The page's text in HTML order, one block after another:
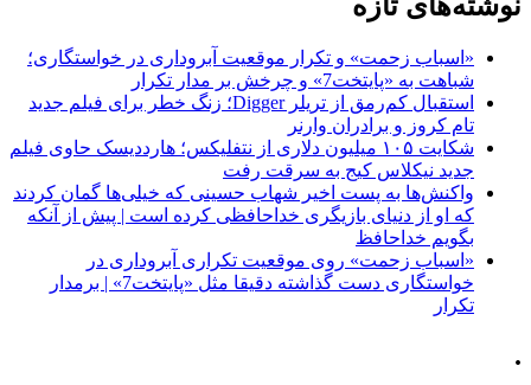
«اسباب زحمت» و تکرار موقعیت آبروداری در خواستگاری؛
شباهت به «پایتخت7» و چرخش بر مدار تکرار
استقبال کم‌رمق از تریلر Digger؛ زنگ خطر برای فیلم جدید
تام کروز و برادران وارنر
شکایت ۱۰۵ میلیون دلاری از نتفلیکس؛ هارددیسک حاوی فیلم
جدید نیکلاس کیج به سرقت رفت
واکنش‌ها به پست اخیر شهاب حسینی که خیلی‌ها گمان کردند
که او از دنیای بازیگری خداحافظی کرده است | پیش از آنکه
بگویم خداحافظ
«اسباب زحمت» روی موقعیت تکراری آبروداری در
خواستگاری دست گذاشته دقیقا مثل «پایتخت7» | برمدار
تکرار
.